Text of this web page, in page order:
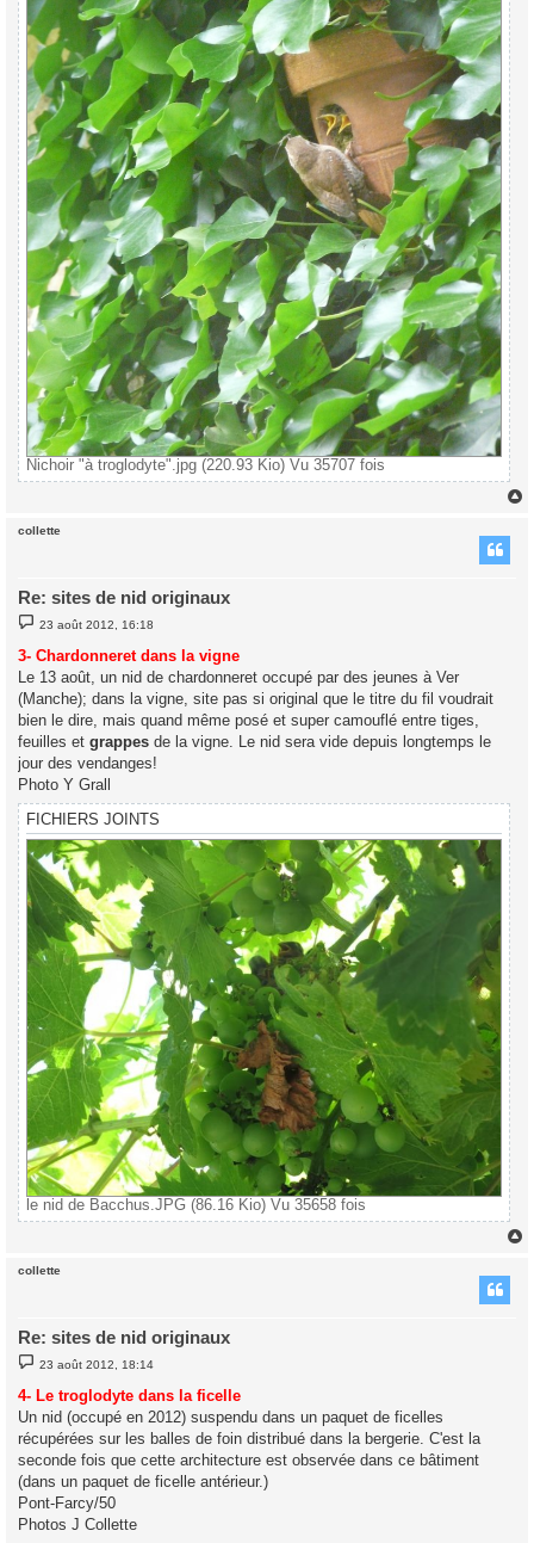
Nichoir "à troglodyte".jpg (220.93 Kio) Vu 35707 fois
collette
Re: sites de nid originaux
M
e
s
s
a
e
23 août 2012, 16:18
3- Chardonneret dans la vigne
Le 13 août, un nid de chardonneret occupé par des jeunes à Ver
(Manche); dans la vigne, site pas si original que le titre du fil voudrait
bien le dire, mais quand même posé et super camouflé entre tiges,
feuilles et grappes de la vigne. Le nid sera vide depuis longtemps le
jour des vendanges!
Photo Y Grall
FICHIERS JOINTS
le nid de Bacchus.JPG (86.16 Kio) Vu 35658 fois
collette
Re: sites de nid originaux
M
s
s
a
e
23 août 2012, 18:14
4- Le troglodyte dans la ficelle
Un nid (occupé en 2012) suspendu dans un paquet de ficelles
récupérées sur les balles de foin distribué dans la bergerie. C'est la
seconde fois que cette architecture est observée dans ce bâtiment
(dans un paquet de ficelle antérieur.)
Pont-Farcy/50
Photos J Collette